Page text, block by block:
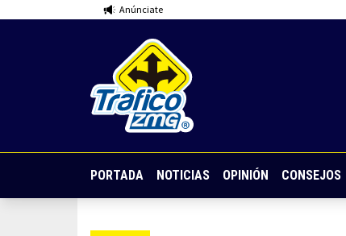
Anúnciate
PORTADA NOTICIAS OPINIÓN CONSEJOS